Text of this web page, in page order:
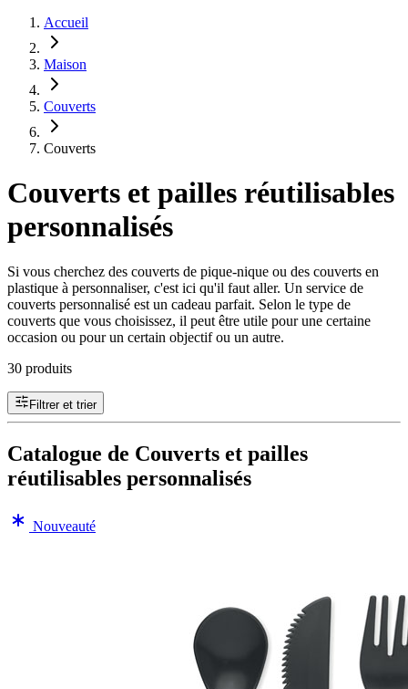
Accueil
Maison
Couverts
Couverts
Couverts et pailles réutilisables
personnalisés
Si vous cherchez des couverts de pique-nique ou des couverts en
plastique à personnaliser, c'est ici qu'il faut aller. Un service de
couverts personnalisé est un cadeau parfait. Selon le type de
couverts que vous choisissez, il peut être utile pour une certaine
occasion ou pour un certain objectif ou un autre.
30 produits
Filtrer et trier
Catalogue de Couverts et pailles
réutilisables personnalisés
Nouveauté